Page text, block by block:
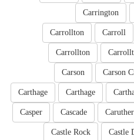
Carrington
Carroll
Carrollton
Carrollton
Carson
Carson
Carthage
Carthage
Cascade
Casper
Castle
Castle Rock